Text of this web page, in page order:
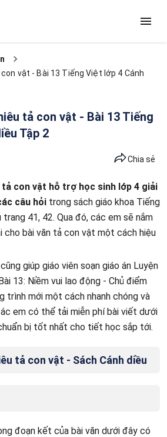
vật - Bài 13 Tiếng Việt lớp 4 Cánh
tả con vật - Bài 13 Tiếng
Tập 2
Chia sẻ
tả con vật hỗ trợ học sinh lớp 4 giải
câu hỏi trong sách giáo khoa Tiếng
41, 42. Qua đó, các em sẽ nắm
bài văn tả con vật một cách hiệu
giúp giáo viên soạn giáo án Luyện
13: Niềm vui lao động - Chủ điểm
trình mới một cách nhanh chóng và
em có thể tải miễn phí bài viết dưới
bị tốt nhất cho tiết học sắp tới.
tả con vật - Sách Cánh diều
đoạn kết của bài văn dưới đây có